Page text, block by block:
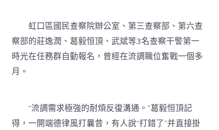
虹口區國民查察院辦公室、第三查察部、第六查
察部的莊逸潤、葛毅恒頂、武斌等3名查察干警第一
時光在任務群自動報名，曾經在流調職位奮戰一個多
月。
“流調需求極強的耐煩反復溝通。”葛毅恒頂記
得，一開端德律風打曩昔，有人說“打錯了”并直接掛